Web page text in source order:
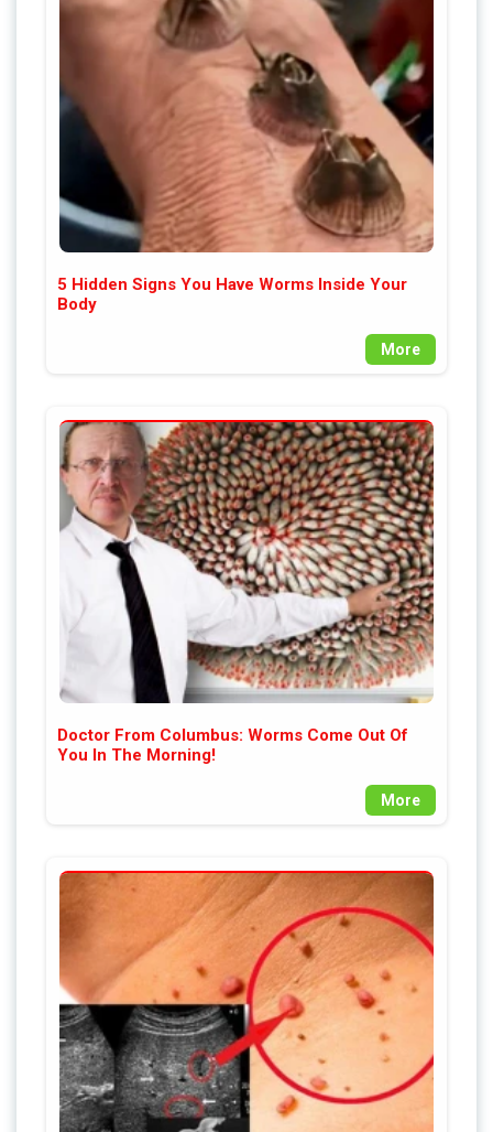
5 Hidden Signs You Have Worms Inside Your
Body
More
Doctor From Columbus: Worms Come Out Of
You In The Morning!
More